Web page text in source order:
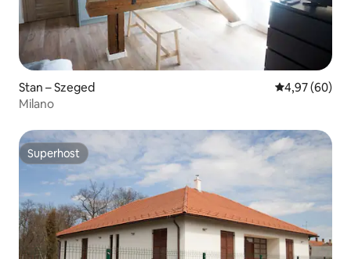
Stan – Szeged Prosječna
4,97 (60)
Milano
Superhost
Superhost